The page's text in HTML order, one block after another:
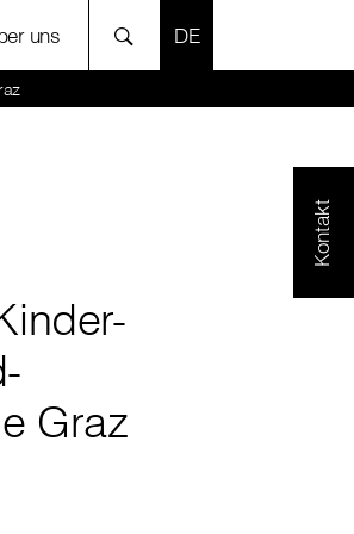
uns SPRACHE
Kontakt
Graz